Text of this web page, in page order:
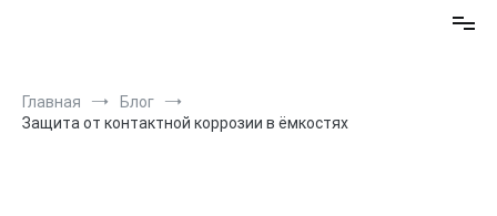
Главная
Блог
Защита от контактной коррозии в ёмкостях